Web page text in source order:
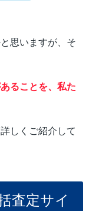
思いますが、そ
ることを、私た
しくご紹介して
査定サイ